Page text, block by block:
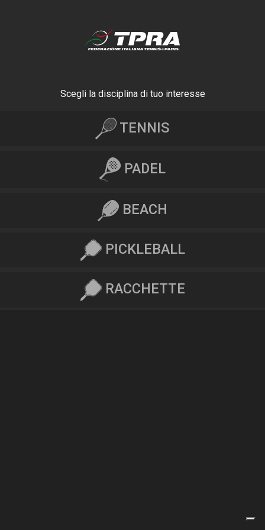
Scegli la disciplina di tuo interesse
TENNIS
PADEL
BEACH
PICKLEBALL
RACCHETTE